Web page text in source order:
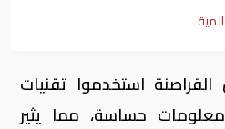
استخدموا تقنيات
حساسة، مما يثير